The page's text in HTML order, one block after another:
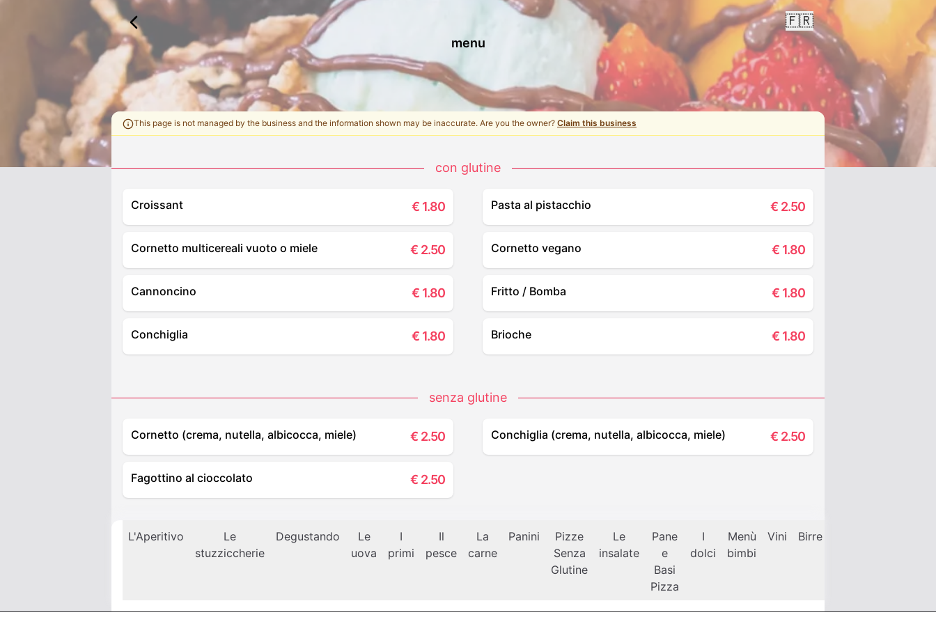
🇫🇷
menu
This page is not managed by the business and the information shown may be inaccurate. Are you the owner? Claim this business
con glutine
Croissant € 1.80 Pasta al pistacchio € 2.50
Cornetto multicereali vuoto o miele € 2.50 Cornetto vegano € 1.80
Cannoncino € 1.80 Fritto / Bomba € 1.80
Conchiglia € 1.80 Brioche € 1.80
senza glutine
Cornetto (crema, nutella, albicocca, miele) € 2.50 Conchiglia (crema, nutella, albicocca, miele) € 2.50
Fagottino al cioccolato € 2.50
L'Aperitivo
Le
stuzziccherie
Degustando
Le
uova
I
primi
Il
pesce
La
carne
Panini
Pizze
Senza
Glutine
Le
insalate
Pane
e
Basi
Pizza
I
dolci
Menù
bimbi
Vini Birre